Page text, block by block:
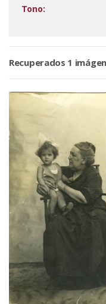
Tono:
Recuperados 1